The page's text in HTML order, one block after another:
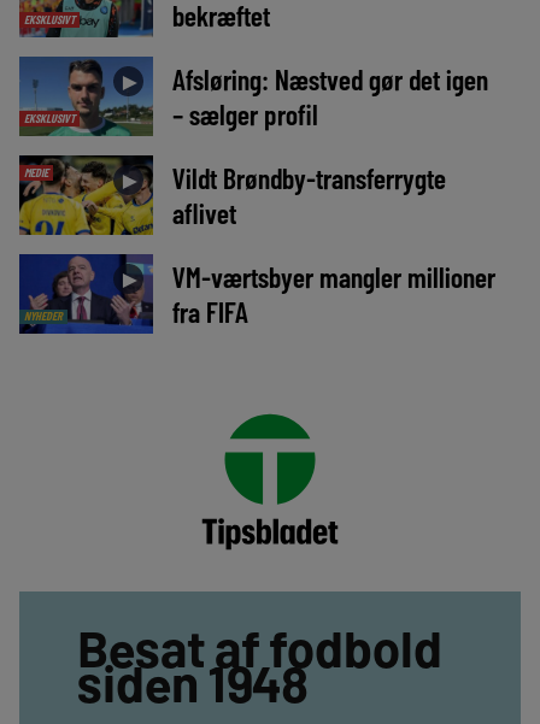
EKSKLUSIVT
bekræftet
EKSKLUSIVT
►
Afsløring: Næstved gør det igen
– sælger profil
MEDIE ►
Vildt Brøndby-transferrygte
aflivet
NYHEDER
►
VM-værtsbyer mangler millioner
fra FIFA
Besat af fodbold
siden 1948